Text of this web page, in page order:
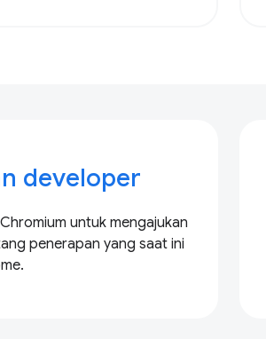
developer
untuk mengajukan
penerapan yang saat ini